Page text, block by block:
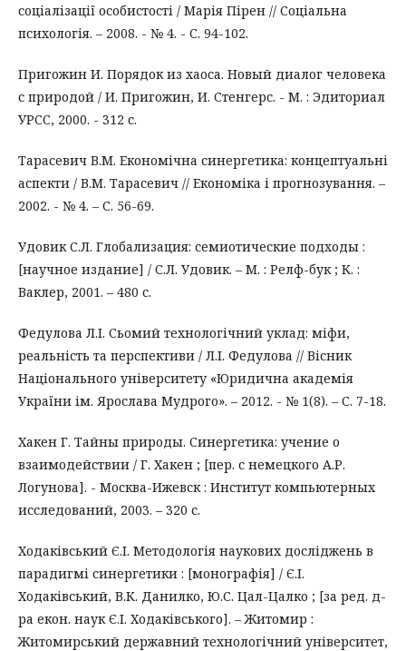
соціалізації особистості / Марія Пірен // Соціальна
психологія. – 2008. - № 4. - С. 94-102.
Пригожин И. Порядок из хаоса. Новый диалог человека
с природой / И. Пригожин, И. Стенгерс. - М. : Эдиториал
УРСС, 2000. - 312 с.
Тарасевич В.М. Економічна синергетика: концептуальні
аспекти / В.М. Тарасевич // Економіка і прогнозування. –
2002. - № 4. – С. 56-69.
Удовик С.Л. Глобализация: семиотические подходы :
[научное издание] / С.Л. Удовик. – М. : Релф-бук ; К. :
Ваклер, 2001. – 480 с.
Федулова Л.І. Сьомий технологічний уклад: міфи,
реальність та перспективи / Л.І. Федулова // Вісник
Національного університету «Юридична академія
України ім. Ярослава Мудрого». – 2012. - № 1(8). – С. 7-18.
Хакен Г. Тайны природы. Синергетика: учение о
взаимодействии / Г. Хакен ; [пер. с немецкого А.Р.
Логунова]. - Москва-Ижевск : Институт компьютерных
исследований, 2003. – 320 с.
Ходаківський Є.І. Методологія наукових досліджень в
парадигмі синергетики : [монографія] / Є.І.
Ходаківський, В.К. Данилко, Ю.С. Цал-Цалко ; [за ред. д-
ра екон. наук Є.І. Ходаківського]. – Житомир :
Житомирський державний технологічний університет,